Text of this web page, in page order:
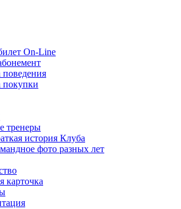
On-Line
покупки
тренеры
история Клуба
фото разных лет
карточка